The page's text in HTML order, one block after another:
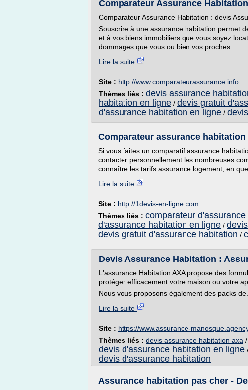
Comparateur Assurance
Comparateur Assurance Habitation : devis
Souscrire à une assurance habitation permet
et à vos biens immobiliers que vous soyez
dommages que vous ou bien vos proches...
Lire la suite
Site : http://www.comparateurassurance.info
Thèmes liés : devis assurance
habitation en ligne / devis gratuit
d'assurance habitation en ligne /
Comparateur assurance
Si vous faites un comparatif assurance
contacter personnellement les nombreuses
connaître les tarifs assurance logement, en
Lire la suite
Site : http://1devis-en-ligne.com
Thèmes liés : comparateur
d'assurance habitation en ligne /
devis gratuit d'assurance habitation /
Devis Assurance Habitation :
L'assurance Habitation AXA propose des
protéger efficacement votre maison ou votre
Nous vous proposons également des packs de...
Lire la suite
Site : https://www.assurance-
Thèmes liés : devis assurance habitation axa /
devis d'assurance habitation en ligne /
devis d'assurance habitation
Assurance habitation pas cher -